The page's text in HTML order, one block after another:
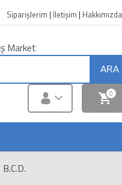
Siparişlerim | İletişim | Hakkımızda
ARA
0
B.C.D.